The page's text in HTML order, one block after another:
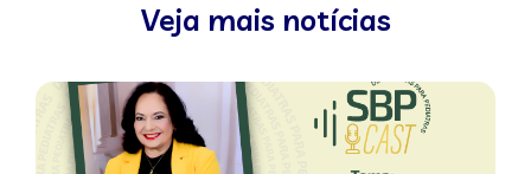
Veja mais notícias